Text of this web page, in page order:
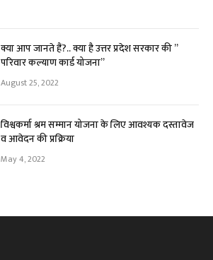
क्या आप जानते हैं?.. क्या है उत्तर प्रदेश सरकार की ”
परिवार कल्याण कार्ड योजना”
August 25, 2022
विश्वकर्मा श्रम सम्मान योजना के लिए आवश्यक दस्तावेज
व आवेदन की प्रक्रिया
May 4, 2022